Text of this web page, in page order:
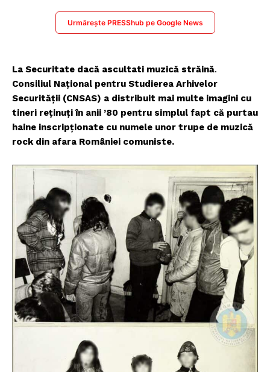
Urmărește PRESShub pe Google News
La Securitate dacă ascultati muzică străină.
Consiliul Național pentru Studierea Arhivelor
Securității (CNSAS) a distribuit mai multe imagini cu
tineri reținuți în anii ’80 pentru simplul fapt că purtau
haine inscripționate cu numele unor trupe de muzică
rock din afara României comuniste.